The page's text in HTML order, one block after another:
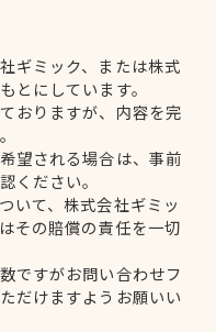
ギミック、または株式
とにしています。
おりますが、内容を完
望される場合は、事前
ください。
いて、株式会社ギミッ
その賠償の責任を一切
ですがお問い合わせフ
だけますようお願いい